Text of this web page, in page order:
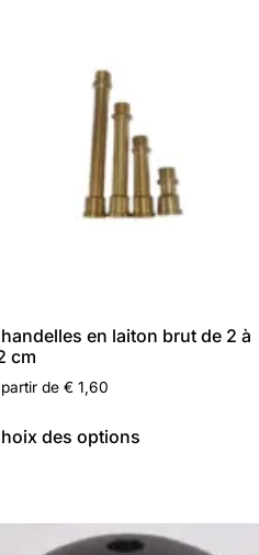
en laiton brut de 2 à
cm
de€ 1,60
des options